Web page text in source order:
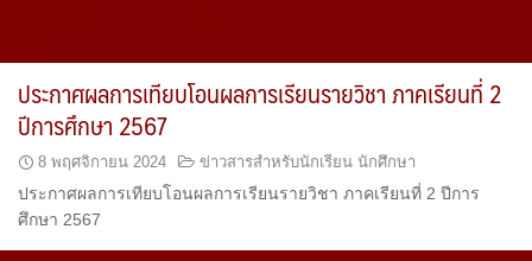
ประกาศผลการเทียบโอนผลการเรียนรายวิชา ภาคเรียนที่ 2
ปีการศึกษา 2567
8 พฤศจิกายน 2024 ข่าวสารสำหรับนักเรียน นักศึกษา
ประกาศผลการเทียบโอนผลการเรียนรายวิชา ภาคเรียนที่ 2 ปีการ
ศึกษา 2567